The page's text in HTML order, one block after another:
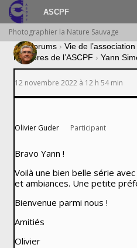
ASCPF
Photographier la Nature Sauvage
› Forums › Vie de l’association
membres de l’ASCPF › Yann
12 novembre 2022 à 12 h 54 min
Olivier Guder Participant
Bravo Yann !
Voilà une bien belle série
et ambiances. Une petite
Bienvenue parmi nous !
Amitiés
Olivier